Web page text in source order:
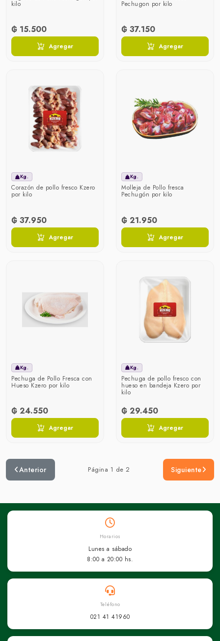
kilo
₲ 15.500
Agregar
Pechugon por kilo
₲ 37.150
Agregar
Kg.
Corazón de pollo fresco Kzero
por kilo
₲ 37.950
Agregar
Kg.
Molleja de Pollo fresca
Pechugón por kilo
₲ 21.950
Agregar
Kg.
Pechuga de Pollo Fresca con
Hueso Kzero por kilo
₲ 24.550
Agregar
Kg.
Pechuga de pollo fresco con
hueso en bandeja Kzero por
kilo
₲ 29.450
Agregar
Anterior Página 1 de 2 Siguiente
Horarios
Lunes a sábado
8:00 a 20:00 hs.
Teléfono
021 41 41960